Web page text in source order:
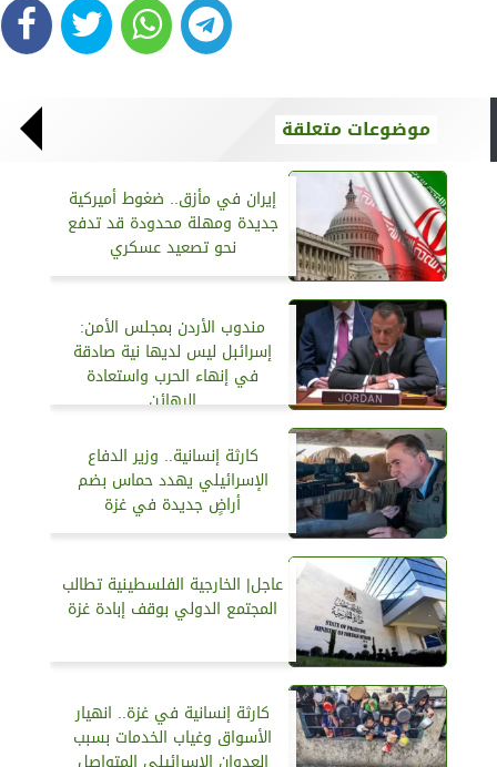
موضوعات متعلقة
إيران في مأزق.. ضغوط أميركية
جديدة ومهلة محدودة قد تدفع
نحو تصعيد عسكري
مندوب الأردن بمجلس الأمن:
إسرائبل ليس لديها نية صادقة
في إنهاء الحرب واستعادة
الرهائن
كارثة إنسانية.. وزير الدفاع
الإسرائيلي يهدد حماس بضم
أراضٍ جديدة في غزة
عاجل| الخارجية الفلسطينية تطالب
المجتمع الدولي بوقف إبادة غزة
كارثة إنسانية في غزة.. انهيار
الأسواق وغياب الخدمات بسبب